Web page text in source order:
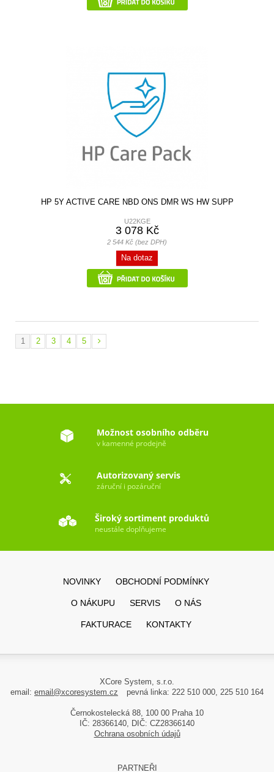
HP 5Y ACTIVE CARE NBD ONS DMR WS HW SUPP
U22KGE
3 078 Kč
2 544 Kč (bez DPH)
Na dotaz
1 2 3 4 5
Možnost osobního odběru
v kamenné prodejně
Autorizovaný servis
záruční i pozáruční
Široký sortiment produktů
neustále doplňujeme
NOVINKY OBCHODNÍ PODMÍNKY
O NÁKUPU SERVIS O NÁS
FAKTURACE KONTAKTY
XCore System, s.r.o.
email: email@xcoresystem.cz pevná linka: 222 510 000, 225 510 164
Černokostelecká 88, 100 00 Praha 10
IČ: 28366140, DIČ: CZ28366140
Ochrana osobních údajů
PARTNEŘI